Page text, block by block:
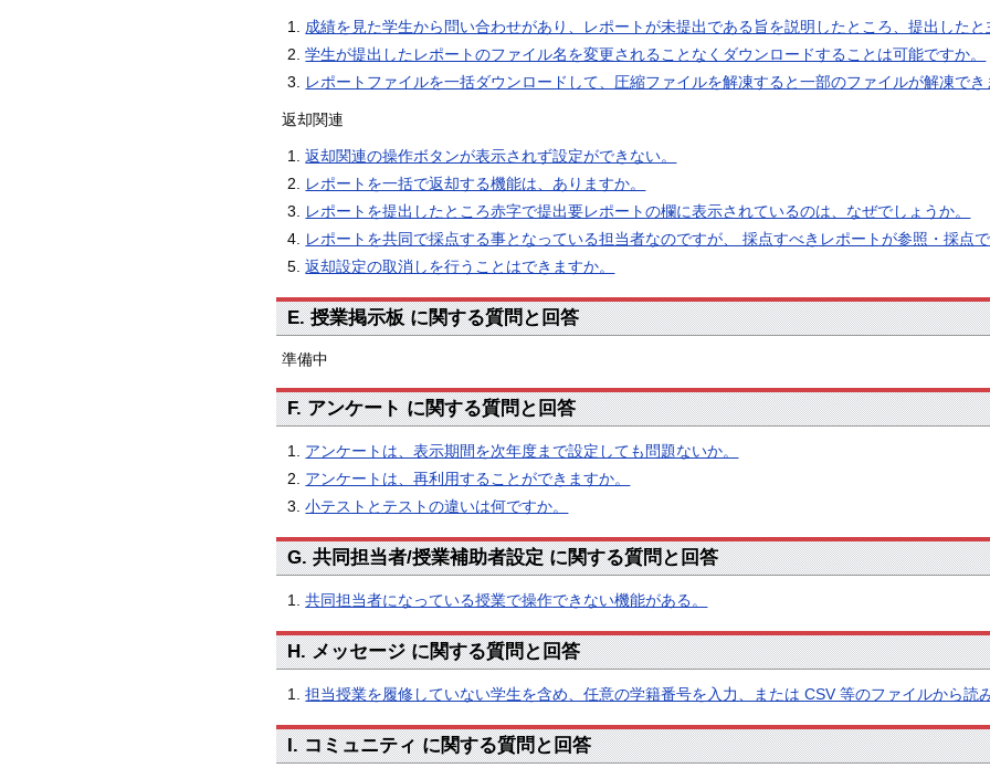
成績を見た学生から問い合わせがあり、レポートが未提出である旨を説明したところ、提出したと
学生が提出したレポートのファイル名を変更されることなくダウンロードすることは可能ですか。
レポートファイルを一括ダウンロードして、圧縮ファイルを解凍すると一部のファイルが解凍でき
返却関連
返却関連の操作ボタンが表示されず設定ができない。
レポートを一括で返却する機能は、ありますか。
レポートを提出したところ赤字で提出要レポートの欄に表示されているのは、なぜでしょうか。
レポートを共同で採点する事となっている担当者なのですが、 採点すべきレポートが参照・採点で
返却設定の取消しを行うことはできますか。
E. 授業掲示板 に関する質問と回答
準備中
F. アンケート に関する質問と回答
アンケートは、表示期間を次年度まで設定しても問題ないか。
アンケートは、再利用することができますか。
小テストとテストの違いは何ですか。
G. 共同担当者/授業補助者設定 に関する質問と回答
共同担当者になっている授業で操作できない機能がある。
H. メッセージ に関する質問と回答
担当授業を履修していない学生を含め、任意の学籍番号を入力、または CSV 等のファイルから読
I. コミュニティ に関する質問と回答